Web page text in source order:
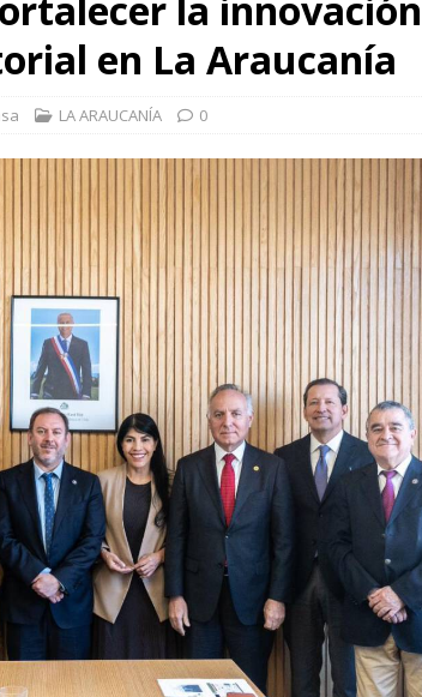
la
en La Araucanía
LA ARAUCANÍA 0